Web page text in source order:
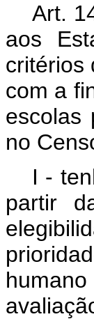
Art.
aos
critérios
com a
escolas
no
I -
partir